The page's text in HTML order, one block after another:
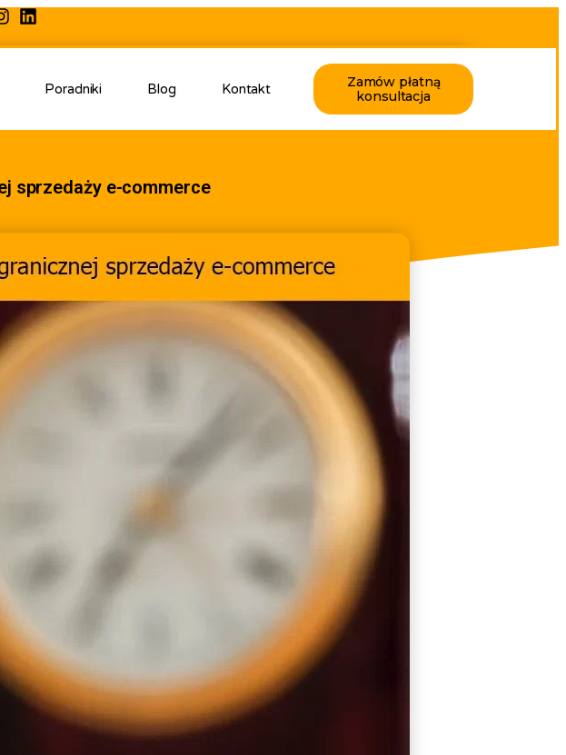
Poradniki Blog Kontakt
Zamów płatną
konsultacja
sprzedaży e-commerce